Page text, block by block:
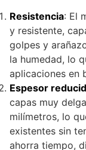
Resistencia: El
y resistente,
golpes y
la humedad, lo
aplicaciones en
Espesor
capas muy
milímetros, lo
existentes sin
ahorra tiempo,